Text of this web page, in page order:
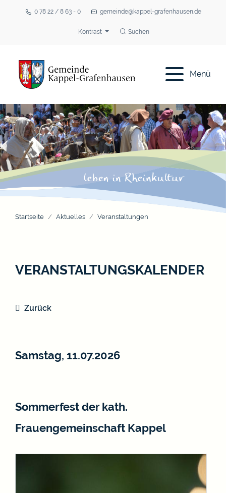
0 78 22 / 8 63 - 0 gemeinde@kappel-grafenhausen.de
Kontrast Suchen
Menü
Startseite Aktuelles Veranstaltungen
VERANSTALTUNGSKALENDER
Zurück
Samstag, 11.07.2026
Sommerfest der kath.
Frauengemeinschaft Kappel